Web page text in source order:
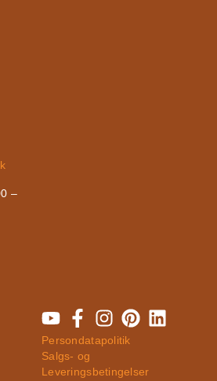
–
Persondatapolitik
Salgs- og
Leveringsbetingelser